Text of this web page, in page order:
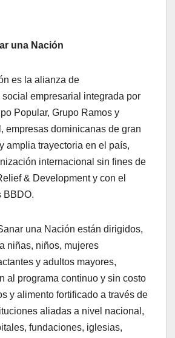
una Nación
es la alianza de
empresarial integrada por
Popular, Grupo Ramos y
empresas dominicanas de gran
amplia trayectoria en el país,
internacional sin fines de
& Development y con el
BBDO.
una Nación están dirigidos,
niñas, niños, mujeres
y adultos mayores,
al programa continuo y sin costo
y alimento fortificado a través de
aliadas a nivel nacional,
fundaciones, iglesias,